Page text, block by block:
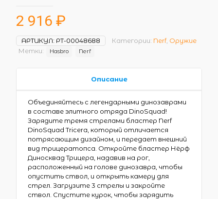
2 916 ₽
АРТИКУЛ: РТ-00048688 Категории: Nerf, Оружие
Метки:
Hasbro Nerf
Описание
Объединяйтесь с легендарными динозаврами
в составе элитного отряда DinoSquad!
Зарядите тремя стрелами бластер Nerf
DinoSquad Tricera, который отличается
потрясающим дизайном, и передает внешний
вид трицератопса. Откройте бластер Нёрф
Диносквад Трицера, надавив на рог,
расположенный на голове динозавра, чтобы
опустить ствол, и открыть камеру для
стрел. Загрузите 3 стрелы и закройте
ствол. Спустите курок, чтобы зарядить